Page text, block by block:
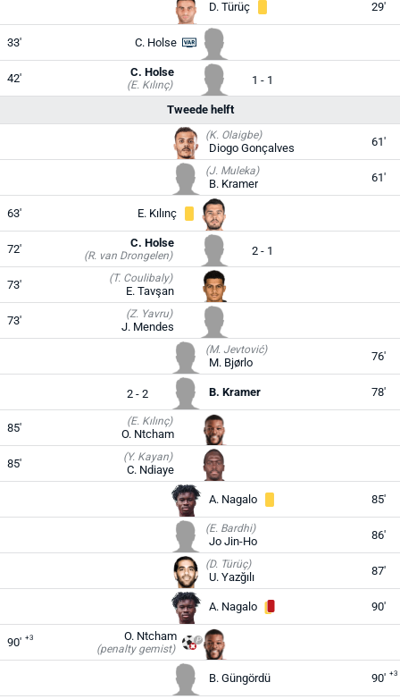
D. Türüç 29'
33' C. Holse
42' (E. Kılınç)
C. Holse
1 - 1
Tweede helft
(K. Olaigbe)
Diogo Gonçalves 61'
(J. Muleka)
B. Kramer 61'
63' E. Kılınç
72' (R. van Drongelen)
C. Holse
2 - 1
73' (T. Coulibaly)
E. Tavşan
73' (Z. Yavru)
J. Mendes
(M. Jevtović)
M. Bjørlo 76'
2 - 2 B. Kramer 78'
85' (E. Kılınç)
O. Ntcham
85' (Y. Kayan)
C. Ndiaye
A. Nagalo 85'
(E. Bardhi)
Jo Jin-Ho 86'
(D. Türüç)
U. Yazğılı 87'
A. Nagalo 90'
90' +3
(penalty gemist)
O. Ntcham
B. Güngördü 90' +3